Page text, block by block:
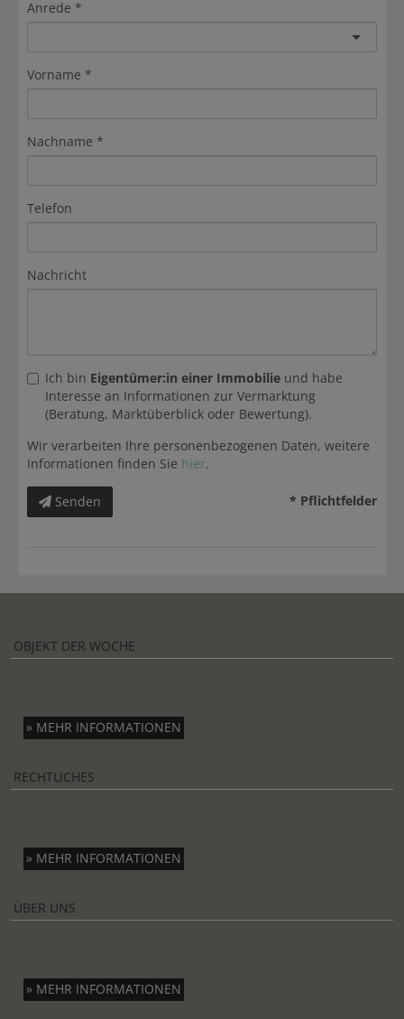
Anrede
Vorname
Nachname
Telefon
Nachricht
Ich bin Eigentümer:in einer Immobilie und habe
Interesse an Informationen zur Vermarktung
(Beratung, Marktüberblick oder Bewertung).
Wir verarbeiten Ihre personenbezogenen Daten, weitere
Informationen finden Sie hier.
Senden * Pflichtfelder
OBJEKT DER WOCHE
» MEHR INFORMATIONEN
RECHTLICHES
» MEHR INFORMATIONEN
ÜBER UNS
» MEHR INFORMATIONEN